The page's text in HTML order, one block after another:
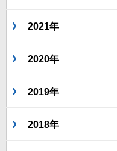
2021年
2020年
2019年
2018年